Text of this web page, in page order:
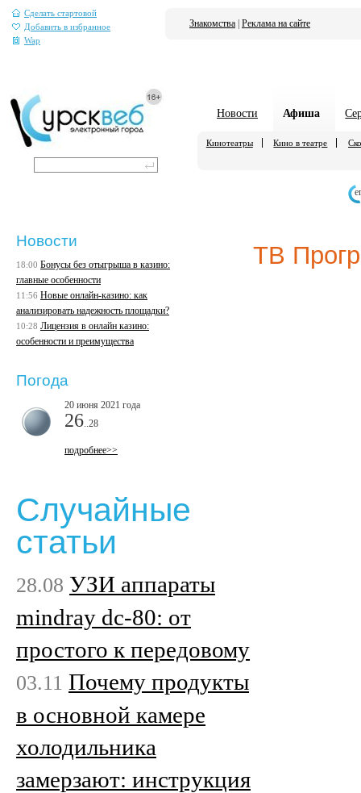
Сделать стартовой
Добавить в избранное
Wap
Знакомства Реклама на сайте
Новости Афиша
Кинотеатры Кино в театре
ТВ
Новости
18:00 Бонусы без отыгрыша в казино:
главные особенности
11:56 Новые онлайн-казино: как
анализировать надежность площадки?
10:28 Лицензия в онлайн казино:
особенности и преимущества
Погода
20 июня 2021 года
26 ..28
подробнее>>
Случайные
статьи
28.08 УЗИ аппараты
mindray dc-80: от
простого к передовому
03.11 Почему продукты
в основной камере
холодильника
замерзают: инструкция